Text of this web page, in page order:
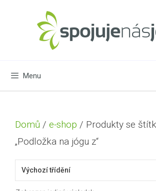
Menu
Domů / e-shop / Produkty se
„Podložka na jógu z“